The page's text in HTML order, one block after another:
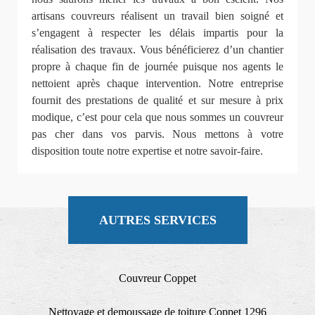
artisans couvreurs réalisent un travail bien soigné et
s’engagent à respecter les délais impartis pour la
réalisation des travaux. Vous bénéficierez d’un chantier
propre à chaque fin de journée puisque nos agents le
nettoient après chaque intervention. Notre entreprise
fournit des prestations de qualité et sur mesure à prix
modique, c’est pour cela que nous sommes un couvreur
pas cher dans vos parvis. Nous mettons à votre
disposition toute notre expertise et notre savoir-faire.
AUTRES SERVICES
Couvreur Coppet
Nettoyage et demoussage de toiture Coppet 1296